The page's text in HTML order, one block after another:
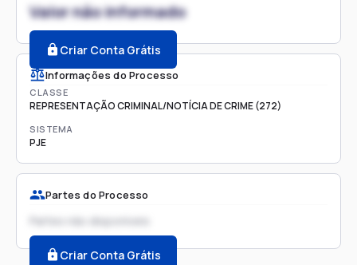
Valor não informado
Criar Conta Grátis
Informações do Processo
CLASSE
REPRESENTAÇÃO CRIMINAL/NOTÍCIA DE CRIME (272)
SISTEMA
PJE
Partes do Processo
Partes não disponíveis
Criar Conta Grátis